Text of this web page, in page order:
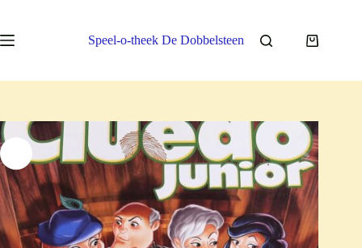
de
inhoud
Speel-o-theek De Dobbelsteen